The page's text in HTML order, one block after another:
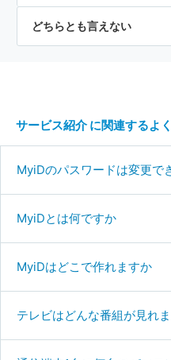
どちらとも言えない
サービス紹介 に関連するよ
MyiDのパスワードは変更で
MyiDとは何ですか
MyiDはどこで作れますか
テレビはどんな番組が見れ